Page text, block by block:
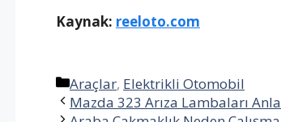
Kaynak: reeloto.com
Kategoriler
Araçlar, Elektrikli Otomobil
Mazda 323 Arıza Lambaları